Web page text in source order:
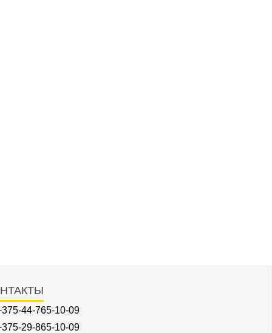
44-765-10-09
29-865-10-09